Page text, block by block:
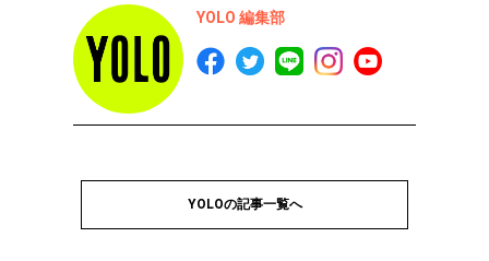
YOLO 編集部
YOLOの記事一覧へ